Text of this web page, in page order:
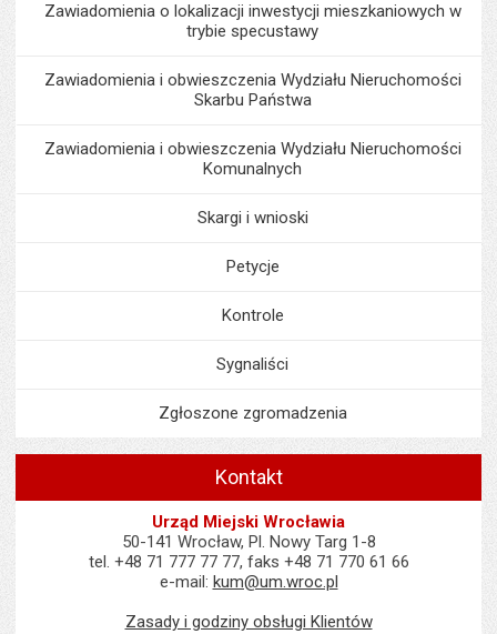
Zawiadomienia o lokalizacji inwestycji mieszkaniowych w
trybie specustawy
Zawiadomienia i obwieszczenia Wydziału Nieruchomości
Skarbu Państwa
Zawiadomienia i obwieszczenia Wydziału Nieruchomości
Komunalnych
Skargi i wnioski
Petycje
Kontrole
Sygnaliści
Zgłoszone zgromadzenia
Kontakt
Urząd Miejski Wrocławia
50-141 Wrocław, Pl. Nowy Targ 1-8
tel. +48 71 777 77 77, faks +48 71 770 61 66
e-mail: kum@um.wroc.pl
Zasady i godziny obsługi Klientów